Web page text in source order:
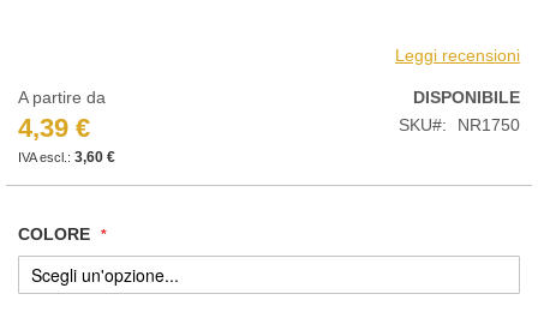
Leggi recensioni
A partire da
4,39 €
3,60 €
DISPONIBILE
SKU
NR1750
COLORE